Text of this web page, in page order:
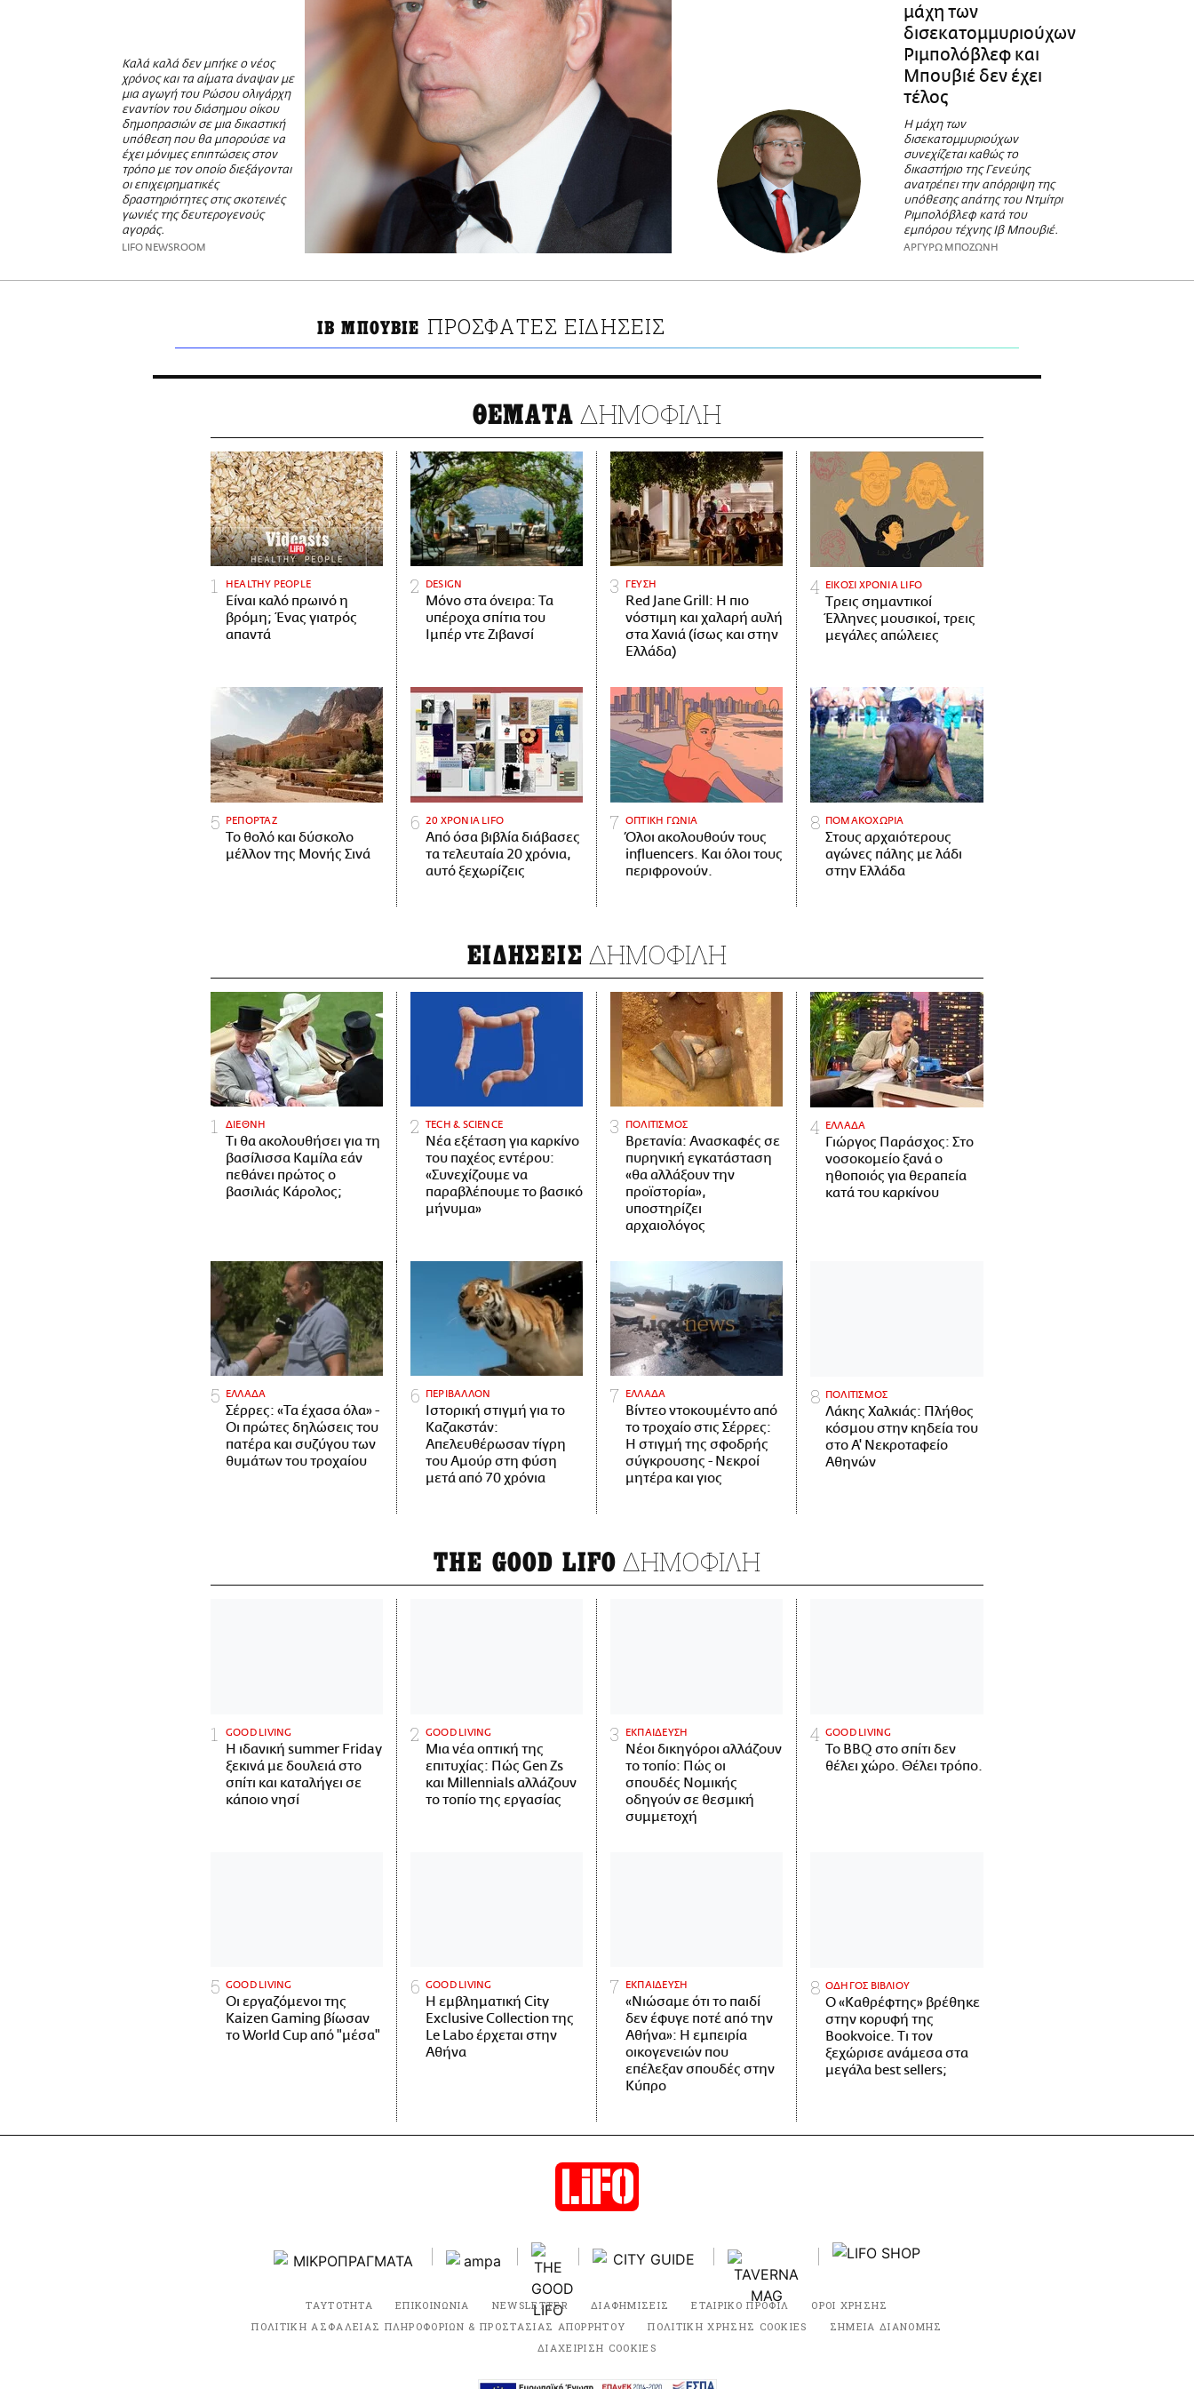
Καλά καλά δεν μπήκε ο νέος
χρόνος και τα αίματα άναψαν με
μια αγωγή του Ρώσου ολιγάρχη
εναντίον του διάσημου οίκου
δημοπρασιών σε μια δικαστική
υπόθεση που θα μπορούσε να
έχει μόνιμες επιπτώσεις στον
τρόπο με τον οποίο διεξάγονται
οι επιχειρηματικές
δραστηριότητες στις σκοτεινές
γωνιές της δευτερογενούς
αγοράς.
LIFO NEWSROOM
μάχη των
δισεκατομμυριούχων
Ριμπολόβλεφ και
Μπουβιέ δεν έχει
τέλος
Η μάχη των
δισεκατομμυριούχων
συνεχίζεται καθώς το
δικαστήριο της Γενεύης
ανατρέπει την απόρριψη της
υπόθεσης απάτης του Ντμίτρι
Ριμπολόβλεφ κατά του
εμπόρου τέχνης Ιβ Μπουβιέ.
ΑΡΓΥΡΩ ΜΠΟΖΩΝΗ
ΙΒ ΜΠΟΥΒΙΕ ΠΡΟΣΦΑΤΕΣ ΕΙΔΗΣΕΙΣ
ΘΕΜΑΤΑ ΔΗΜΟΦΙΛΗ
HEALTHY PEOPLE
Είναι καλό πρωινό η
βρόμη; Ένας γιατρός
απαντά
DESIGN
Μόνο στα όνειρα: Τα
υπέροχα σπίτια του
Ιμπέρ ντε Ζιβανσί
ΓΕΥΣΗ
Red Jane Grill: Η πιο
νόστιμη και χαλαρή αυλή
στα Χανιά (ίσως και στην
Ελλάδα)
ΕΙΚΟΣΙ ΧΡΟΝΙΑ LIFO
Tρεις σημαντικοί
Έλληνες μουσικοί, τρεις
μεγάλες απώλειες
ΡΕΠΟΡΤΑΖ
Το θολό και δύσκολο
μέλλον της Μονής Σινά
20 ΧΡΟΝΙΑ LIFO
Από όσα βιβλία διάβασες
τα τελευταία 20 χρόνια,
αυτό ξεχωρίζεις
ΟΠΤΙΚΗ ΓΩΝΙΑ
Όλοι ακολουθούν τους
influencers. Και όλοι τους
περιφρονούν.
ΠΟΜΑΚΟΧΩΡΙΑ
Στους αρχαιότερους
αγώνες πάλης με λάδι
στην Ελλάδα
ΕΙΔΗΣΕΙΣ ΔΗΜΟΦΙΛΗ
ΔΙΕΘΝΗ
Τι θα ακολουθήσει για τη
βασίλισσα Καμίλα εάν
πεθάνει πρώτος ο
βασιλιάς Κάρολος;
ΤECH & SCIENCE
Νέα εξέταση για καρκίνο
του παχέος εντέρου:
«Συνεχίζουμε να
παραβλέπουμε το βασικό
μήνυμα»
ΠΟΛΙΤΙΣΜΟΣ
Βρετανία: Ανασκαφές σε
πυρηνική εγκατάσταση
«θα αλλάξουν την
προϊστορία»,
υποστηρίζει
αρχαιολόγος
ΕΛΛΑΔΑ
Γιώργος Παράσχος: Στο
νοσοκομείο ξανά ο
ηθοποιός για θεραπεία
κατά του καρκίνου
ΕΛΛΑΔΑ
Σέρρες: «Τα έχασα όλα» -
Οι πρώτες δηλώσεις του
πατέρα και συζύγου των
θυμάτων του τροχαίου
ΠΕΡΙΒΑΛΛΟΝ
Ιστορική στιγμή για το
Καζακστάν:
Απελευθέρωσαν τίγρη
του Αμούρ στη φύση
μετά από 70 χρόνια
ΕΛΛΑΔΑ
Βίντεο ντοκουμέντο από
το τροχαίο στις Σέρρες:
Η στιγμή της σφοδρής
σύγκρουσης - Νεκροί
μητέρα και γιος
ΠΟΛΙΤΙΣΜΟΣ
Λάκης Χαλκιάς: Πλήθος
κόσμου στην κηδεία του
στο Α' Νεκροταφείο
Αθηνών
THE GOOD LIFO ΔΗΜΟΦΙΛΗ
GOOD LIVING
Η ιδανική summer Friday
ξεκινά με δουλειά στο
σπίτι και καταλήγει σε
κάποιο νησί
GOOD LIVING
Μια νέα οπτική της
επιτυχίας: Πώς Gen Zs
και Millennials αλλάζουν
το τοπίο της εργασίας
ΕΚΠΑΙΔΕΥΣΗ
Νέοι δικηγόροι αλλάζουν
το τοπίο: Πώς οι
σπουδές Νομικής
οδηγούν σε θεσμική
συμμετοχή
GOOD LIVING
Το BBQ στο σπίτι δεν
θέλει χώρο. Θέλει τρόπο.
GOOD LIVING
Οι εργαζόμενοι της
Kaizen Gaming βίωσαν
το World Cup από "μέσα"
GOOD LIVING
Η εμβληματική City
Exclusive Collection της
Le Labo έρχεται στην
Αθήνα
ΕΚΠΑΙΔΕΥΣΗ
«Νιώσαμε ότι το παιδί
δεν έφυγε ποτέ από την
Αθήνα»: Η εμπειρία
οικογενειών που
επέλεξαν σπουδές στην
Κύπρο
ΟΔΗΓΟΣ ΒΙΒΛΙΟΥ
Ο «Καθρέφτης» βρέθηκε
στην κορυφή της
Bookvoice. Τι τον
ξεχώρισε ανάμεσα στα
μεγάλα best sellers;
ΤΑΥΤΟΤΗΤΑ ΕΠΙΚΟΙΝΩΝΙΑ NEWSLETTER ΔΙΑΦΗΜΙΣΕΙΣ ΕΤΑΙΡΙΚΟ ΠΡΟΦΙΛ
ΟΡΟΙ ΧΡΗΣΗΣ
ΠΟΛΙΤΙΚΗ ΑΣΦΑΛΕΙΑΣ ΠΛΗΡΟΦΟΡΙΩΝ & ΠΡΟΣΤΑΣΙΑΣ ΑΠΟΡΡΗΤΟΥ
ΠΟΛΙΤΙΚΗ ΧΡΗΣΗΣ COOKIES
ΣΗΜΕΙΑ ΔΙΑΝΟΜΗΣ
ΔΙΑΧΕΙΡΙΣΗ COOKIES